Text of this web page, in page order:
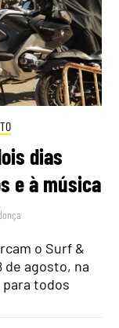
dias
e à música
o Surf &
de agosto, na
todos